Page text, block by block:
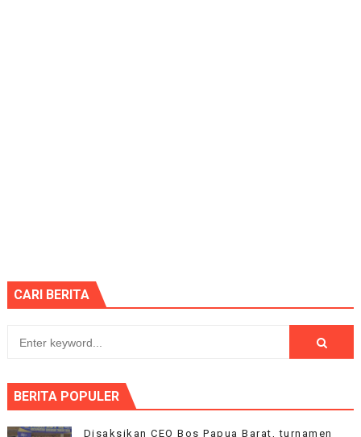
CARI BERITA
BERITA POPULER
Disaksikan CEO Bos Papua Barat, turnamen